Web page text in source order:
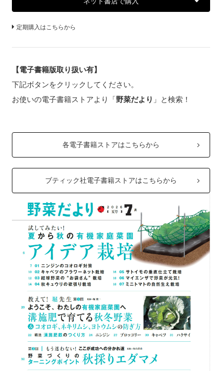
定期購入はこちらから
【電子書籍版取り扱い有】
下記ボタンをクリックしてください。
お使いの電子書籍ストアより「野菜だより 」と検索！
各電子書籍ストアはこちらから
ブティック社電子書籍ストアはこちらから